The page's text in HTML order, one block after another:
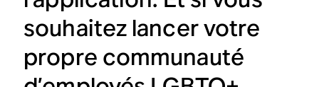
souhaitez lancer votre
propre communauté